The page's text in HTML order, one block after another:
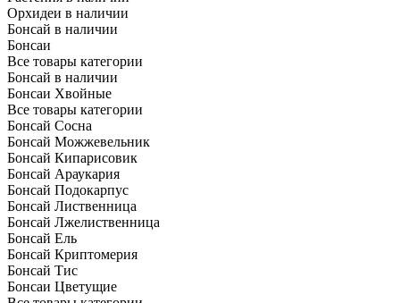
Орхидеи в наличии
Бонсай в наличии
Бонсаи
Все товары категории
Бонсай в наличии
Бонсаи Хвойные
Все товары категории
Бонсай Сосна
Бонсай Можжевельник
Бонсай Кипарисовик
Бонсай Араукария
Бонсай Подокарпус
Бонсай Лиственница
Бонсай Лжелиственница
Бонсай Ель
Бонсай Криптомерия
Бонсай Тис
Бонсаи Цветущие